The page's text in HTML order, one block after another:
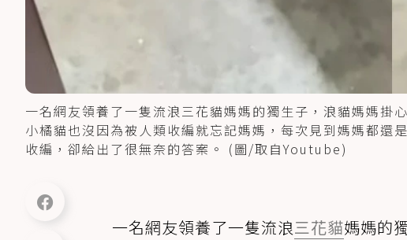
一名網友領養了一隻流浪三花貓媽媽的獨生子，浪貓媽媽掛
小橘貓也沒因為被人類收編就忘記媽媽，每次見到媽媽都還
收編，卻給出了很無奈的答案。 (圖/取自Youtube)
一名網友領養了一隻流浪三花貓媽媽的